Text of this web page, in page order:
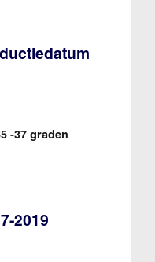
-37 graden
2019